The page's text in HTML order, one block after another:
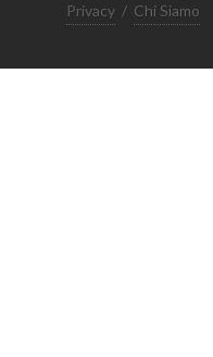
Privacy / Chi Siamo